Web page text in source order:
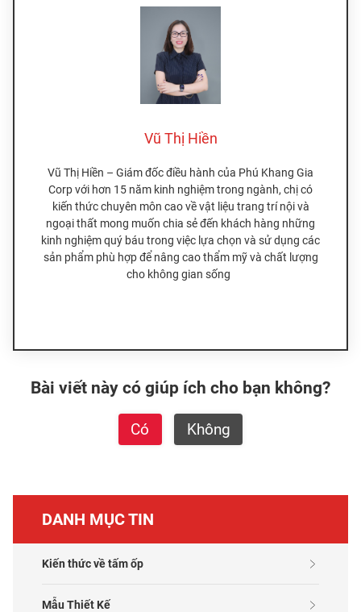
Vũ Thị Hiền
Vũ Thị Hiền – Giám đốc điều hành của Phú Khang Gia
Corp với hơn 15 năm kinh nghiệm trong ngành, chị có
kiến thức chuyên môn cao về vật liệu trang trí nội và
ngoại thất mong muốn chia sẻ đến khách hàng những
kinh nghiệm quý báu trong việc lựa chọn và sử dụng các
sản phẩm phù hợp để nâng cao thẩm mỹ và chất lượng
cho không gian sống
Bài viết này có giúp ích cho bạn không?
Có Không
DANH MỤC TIN
Kiến thức về tấm ốp
Mẫu Thiết Kế